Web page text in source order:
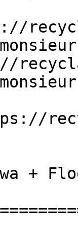
+